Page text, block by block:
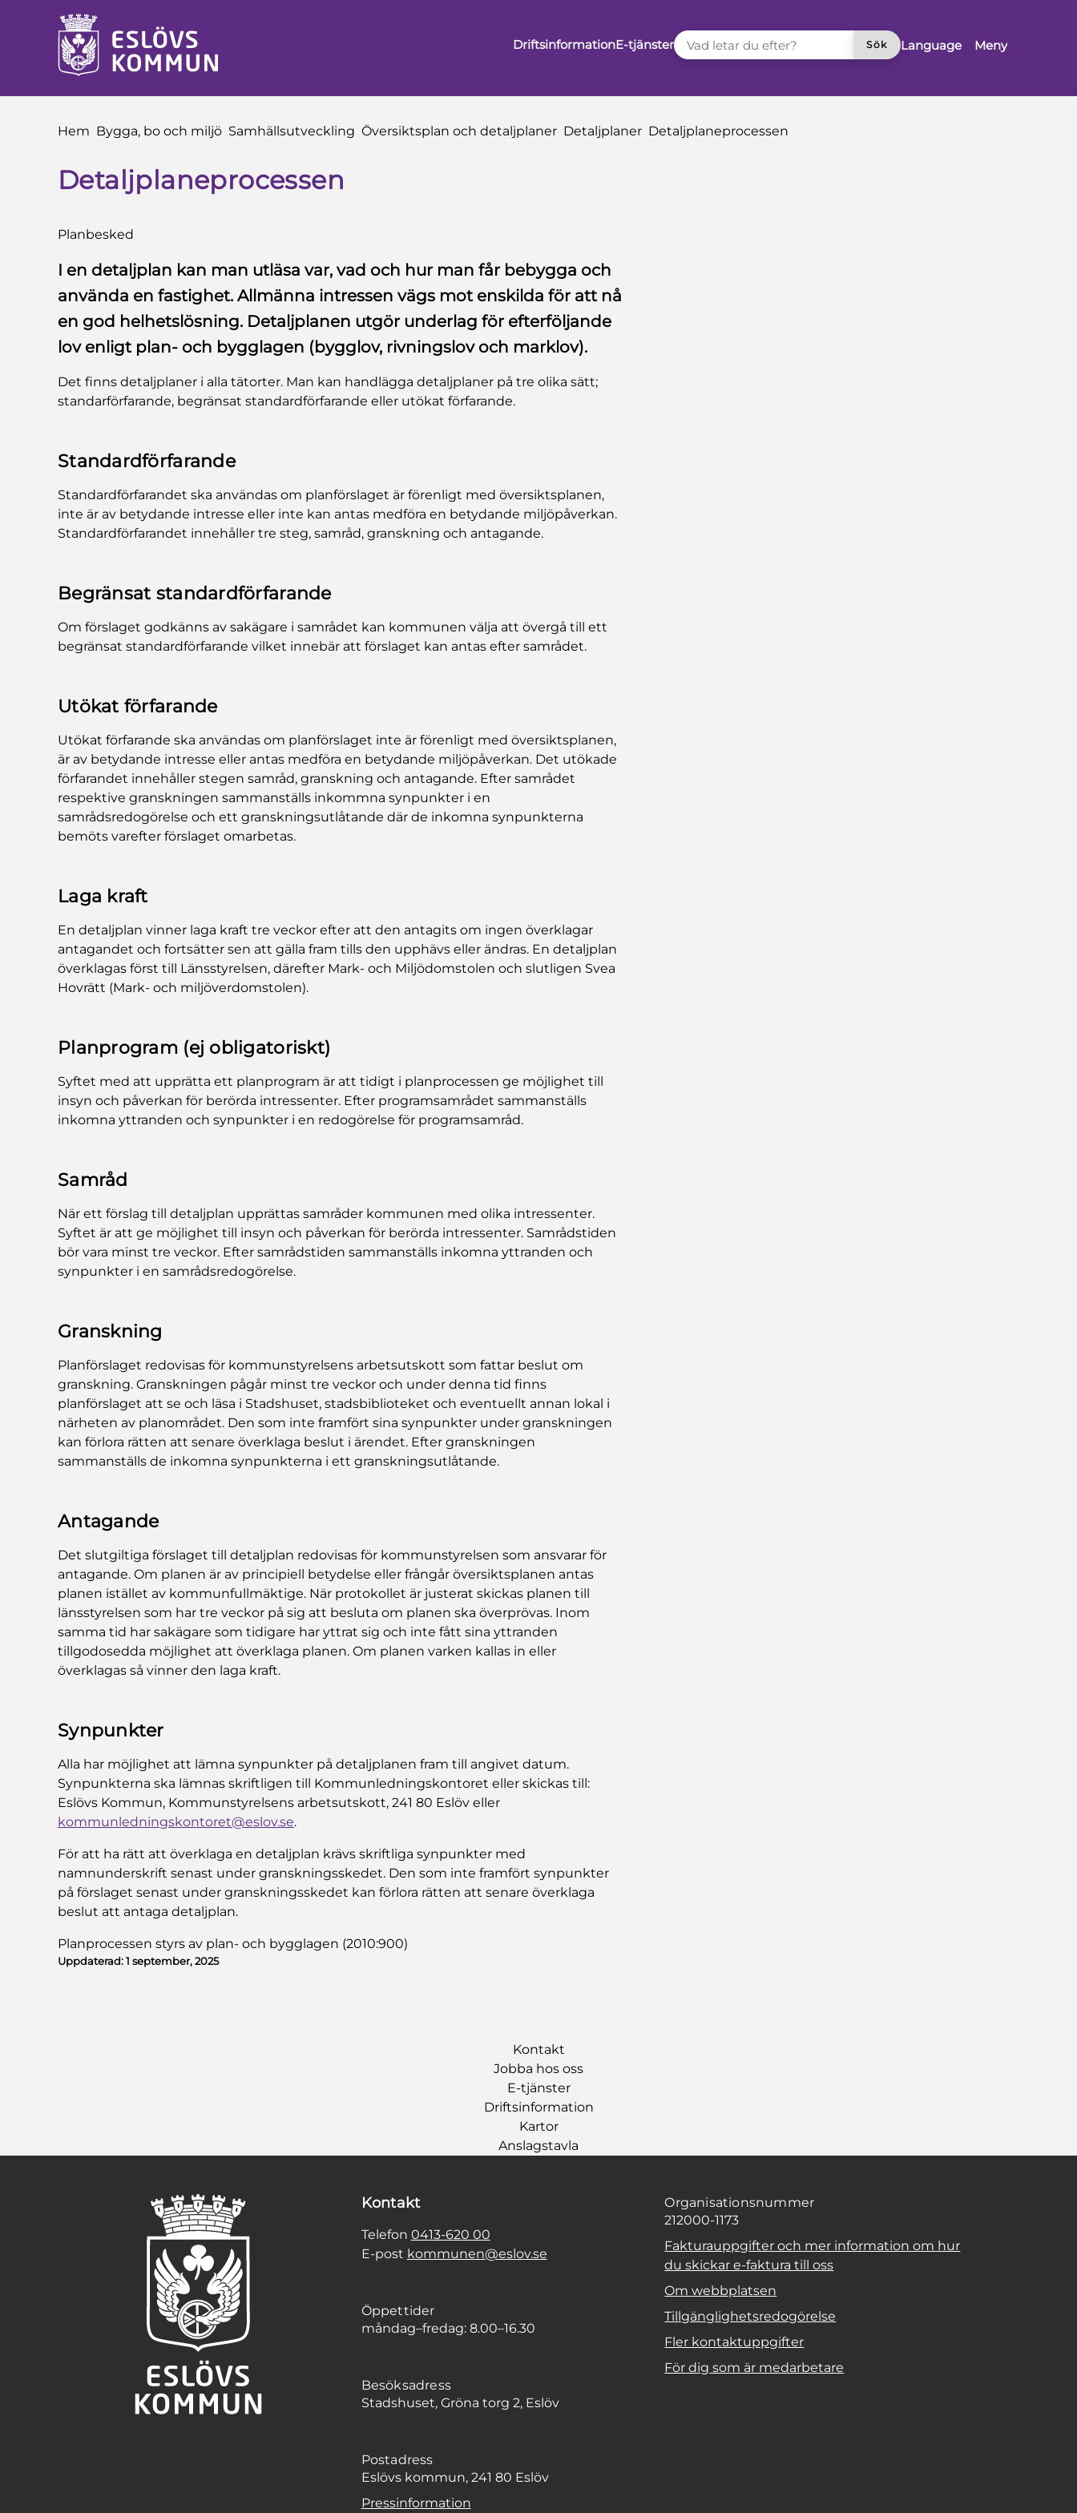
till innehåll
till sidomeny
DriftsinformationE-tjänster
VAD LETAR DU EFTER?
Sök
Language Meny
Du är här:
Hem Bygga, bo och miljö Samhällsutveckling Översiktsplan och detaljplaner Detaljplaner Detaljplaneprocessen
Detaljplaneprocessen
Planbesked
I en detaljplan kan man utläsa var, vad och hur man får bebygga och
använda en fastighet. Allmänna intressen vägs mot enskilda för att nå
en god helhetslösning. Detaljplanen utgör underlag för efterföljande
lov enligt plan- och bygglagen (bygglov, rivningslov och marklov).
Det finns detaljplaner i alla tätorter. Man kan handlägga detaljplaner på tre olika sätt;
standarförfarande, begränsat standardförfarande eller utökat förfarande.
Standardförfarande
Standardförfarandet ska användas om planförslaget är förenligt med översiktsplanen,
inte är av betydande intresse eller inte kan antas medföra en betydande miljöpåverkan.
Standardförfarandet innehåller tre steg, samråd, granskning och antagande.
Begränsat standardförfarande
Om förslaget godkänns av sakägare i samrådet kan kommunen välja att övergå till ett
begränsat standardförfarande vilket innebär att förslaget kan antas efter samrådet.
Utökat förfarande
Utökat förfarande ska användas om planförslaget inte är förenligt med översiktsplanen,
är av betydande intresse eller antas medföra en betydande miljöpåverkan. Det utökade
förfarandet innehåller stegen samråd, granskning och antagande. Efter samrådet
respektive granskningen sammanställs inkommna synpunkter i en
samrådsredogörelse och ett granskningsutlåtande där de inkomna synpunkterna
bemöts varefter förslaget omarbetas.
Laga kraft
En detaljplan vinner laga kraft tre veckor efter att den antagits om ingen överklagar
antagandet och fortsätter sen att gälla fram tills den upphävs eller ändras. En detaljplan
överklagas först till Länsstyrelsen, därefter Mark- och Miljödomstolen och slutligen Svea
Hovrätt (Mark- och miljöverdomstolen).
Planprogram (ej obligatoriskt)
Syftet med att upprätta ett planprogram är att tidigt i planprocessen ge möjlighet till
insyn och påverkan för berörda intressenter. Efter programsamrådet sammanställs
inkomna yttranden och synpunkter i en redogörelse för programsamråd.
Samråd
När ett förslag till detaljplan upprättas samråder kommunen med olika intressenter.
Syftet är att ge möjlighet till insyn och påverkan för berörda intressenter. Samrådstiden
bör vara minst tre veckor. Efter samrådstiden sammanställs inkomna yttranden och
synpunkter i en samrådsredogörelse.
Granskning
Planförslaget redovisas för kommunstyrelsens arbetsutskott som fattar beslut om
granskning. Granskningen pågår minst tre veckor och under denna tid finns
planförslaget att se och läsa i Stadshuset, stadsbiblioteket och eventuellt annan lokal i
närheten av planområdet. Den som inte framfört sina synpunkter under granskningen
kan förlora rätten att senare överklaga beslut i ärendet. Efter granskningen
sammanställs de inkomna synpunkterna i ett granskningsutlåtande.
Antagande
Det slutgiltiga förslaget till detaljplan redovisas för kommunstyrelsen som ansvarar för
antagande. Om planen är av principiell betydelse eller frångår översiktsplanen antas
planen istället av kommunfullmäktige. När protokollet är justerat skickas planen till
länsstyrelsen som har tre veckor på sig att besluta om planen ska överprövas. Inom
samma tid har sakägare som tidigare har yttrat sig och inte fått sina yttranden
tillgodosedda möjlighet att överklaga planen. Om planen varken kallas in eller
överklagas så vinner den laga kraft.
Synpunkter
Alla har möjlighet att lämna synpunkter på detaljplanen fram till angivet datum.
Synpunkterna ska lämnas skriftligen till Kommunledningskontoret eller skickas till:
Eslövs Kommun, Kommunstyrelsens arbetsutskott, 241 80 Eslöv eller
kommunledningskontoret@eslov.se.
För att ha rätt att överklaga en detaljplan krävs skriftliga synpunkter med
namnunderskrift senast under granskningsskedet. Den som inte framfört synpunkter
på förslaget senast under granskningsskedet kan förlora rätten att senare överklaga
beslut att antaga detaljplan.
Planprocessen styrs av plan- och bygglagen (2010:900)
Uppdaterad:1 september, 2025
Kontakt
Jobba hos oss
E-tjänster
Driftsinformation
Kartor
Anslagstavla
Kontakt
Telefon 0413-620 00
E-post kommunen@eslov.se
Öppettider
måndag–fredag: 8.00–16.30
Besöksadress
Stadshuset, Gröna torg 2, Eslöv
Postadress
Eslövs kommun, 241 80 Eslöv
Pressinformation
Organisationsnummer
212000-1173
Fakturauppgifter och mer information om hur
du skickar e-faktura till oss
Om webbplatsen
Tillgänglighetsredogörelse
Fler kontaktuppgifter
För dig som är medarbetare